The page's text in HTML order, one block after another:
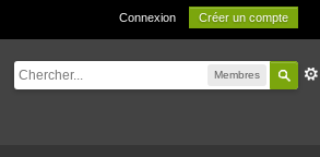
Connexion Créer un compte
Membres